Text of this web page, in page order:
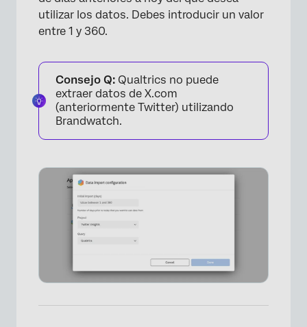
utilizar los datos. Debes introducir un valor
entre 1 y 360.
Consejo Q: Qualtrics no puede
extraer datos de X.com
(anteriormente Twitter) utilizando
Brandwatch.